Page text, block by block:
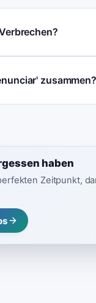
zusammen?
haben
Zeitpunkt,